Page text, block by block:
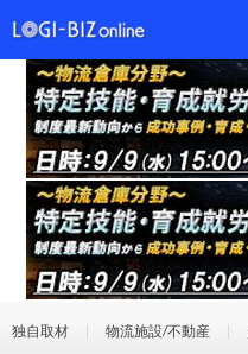
独自取材 物流施設/不動産